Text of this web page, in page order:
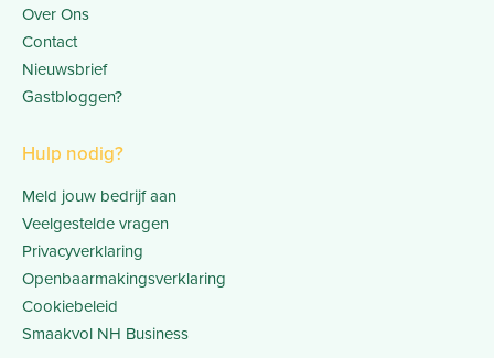
Over Ons
Contact
Nieuwsbrief
Gastbloggen?
Hulp nodig?
Meld jouw bedrijf aan
Veelgestelde vragen
Privacyverklaring
Openbaarmakingsverklaring
Cookiebeleid
Smaakvol NH Business